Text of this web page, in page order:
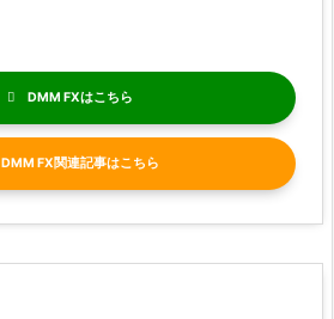
DMM FX
DMM FX関連記事